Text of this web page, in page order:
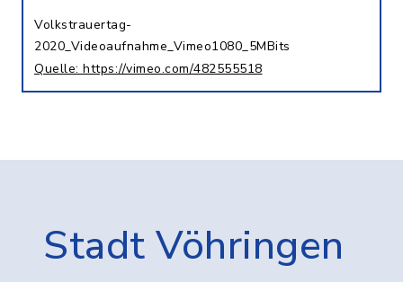
Volkstrauertag-
2020_Videoaufnahme_Vimeo1080_5MBits
Quelle: https://vimeo.com/482555518
Stadt Vöhringen